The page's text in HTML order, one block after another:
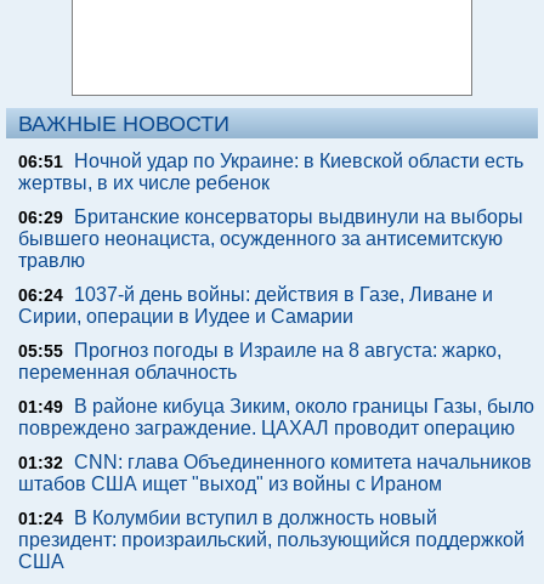
ВАЖНЫЕ НОВОСТИ
06:51
Ночной удар по Украине: в Киевской области есть
жертвы, в их числе ребенок
06:29
Британские консерваторы выдвинули на выборы
бывшего неонациста, осужденного за антисемитскую
травлю
06:24
1037-й день войны: действия в Газе, Ливане и
Сирии, операции в Иудее и Самарии
05:55
Прогноз погоды в Израиле на 8 августа: жарко,
переменная облачность
01:49
В районе кибуца Зиким, около границы Газы, было
повреждено заграждение. ЦАХАЛ проводит операцию
01:32 CNN: глава Объединенного комитета начальников
штабов США ищет "выход" из войны с Ираном
01:24
В Колумбии вступил в должность новый
президент: произраильский, пользующийся поддержкой
США